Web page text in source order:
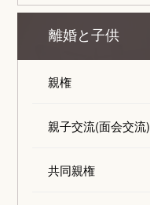
離婚と子供
親権
親子交流(面会交流)
共同親権